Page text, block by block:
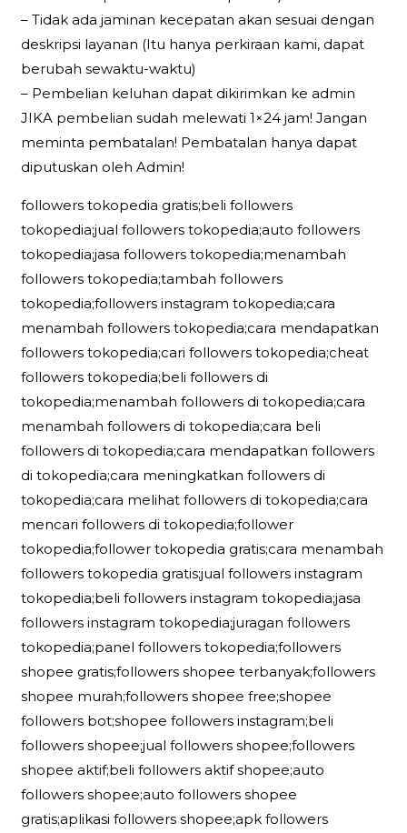
– Tidak ada jaminan kecepatan akan sesuai dengan
deskripsi layanan (Itu hanya perkiraan kami, dapat
berubah sewaktu-waktu)
– Pembelian keluhan dapat dikirimkan ke admin
JIKA pembelian sudah melewati 1×24 jam! Jangan
meminta pembatalan! Pembatalan hanya dapat
diputuskan oleh Admin!
followers tokopedia gratis;beli followers
tokopedia;jual followers tokopedia;auto followers
tokopedia;jasa followers tokopedia;menambah
followers tokopedia;tambah followers
tokopedia;followers instagram tokopedia;cara
menambah followers tokopedia;cara mendapatkan
followers tokopedia;cari followers tokopedia;cheat
followers tokopedia;beli followers di
tokopedia;menambah followers di tokopedia;cara
menambah followers di tokopedia;cara beli
followers di tokopedia;cara mendapatkan followers
di tokopedia;cara meningkatkan followers di
tokopedia;cara melihat followers di tokopedia;cara
mencari followers di tokopedia;follower
tokopedia;follower tokopedia gratis;cara menambah
followers tokopedia gratis;jual followers instagram
tokopedia;beli followers instagram tokopedia;jasa
followers instagram tokopedia;juragan followers
tokopedia;panel followers tokopedia;followers
shopee gratis;followers shopee terbanyak;followers
shopee murah;followers shopee free;shopee
followers bot;shopee followers instagram;beli
followers shopee;jual followers shopee;followers
shopee aktif;beli followers aktif shopee;auto
followers shopee;auto followers shopee
gratis;aplikasi followers shopee;apk followers